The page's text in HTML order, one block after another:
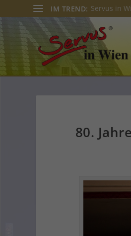
IM TREND: Servus in
80.